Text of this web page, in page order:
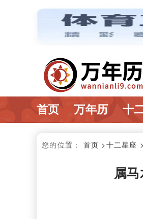
首页 万年历 十
您的位置： 首页 >十二星座
属